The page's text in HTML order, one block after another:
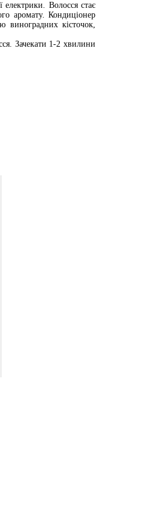
Волосся стає
аромату. Кондиціонер
виноградних кісточок,
Зачекати 1-2 хвилини